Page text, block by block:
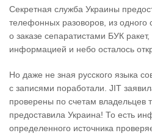
Секретная служба Украины
телефонных разоворов, из одного
о заказе сепаратистами БУК
информацией и небо осталось
Но даже не зная русского языка
с записями поработали. JIT
проверены по счетам владельцев
предоставила Украина! То есть
определенного источника